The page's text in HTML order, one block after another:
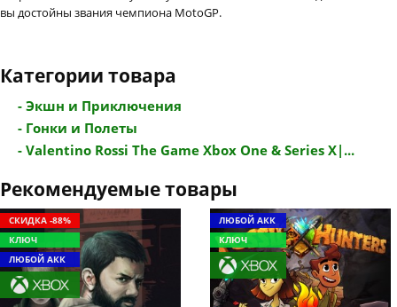
вы достойны звания чемпиона MotoGP.
Категории товара
- Экшн и Приключения
- Гонки и Полеты
- Valentino Rossi The Game Xbox One & Series X|...
Рекомендуемые товары
СКИДКА -88%
КЛЮЧ
ЛЮБОЙ АКК
ЛЮБОЙ АКК
КЛЮЧ